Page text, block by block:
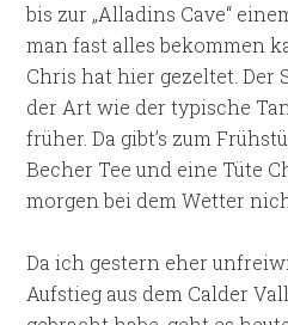
bis zur „Alladins Cave“
man fast alles bekommen
Chris hat hier gezeltet. Der
der Art wie der typische
früher. Da gibt’s zum
Becher Tee und eine Tüte
morgen bei dem Wetter
Da ich gestern eher
Aufstieg aus dem Calder